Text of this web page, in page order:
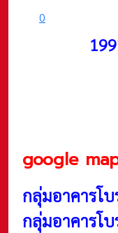
0
google
กลุ่มอาคารโ
กลุ่มอาคารโ